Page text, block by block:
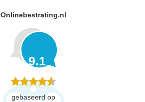
Onlinebestrating.nl
9.1
gebaseerd op